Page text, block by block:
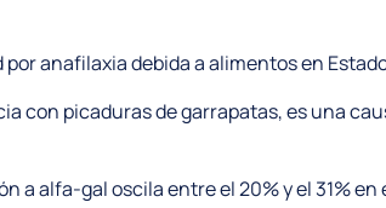
anafilaxia debida a alimentos en
con picaduras de garrapatas, es una
a alfa-gal oscila entre el 20% y el 31% en